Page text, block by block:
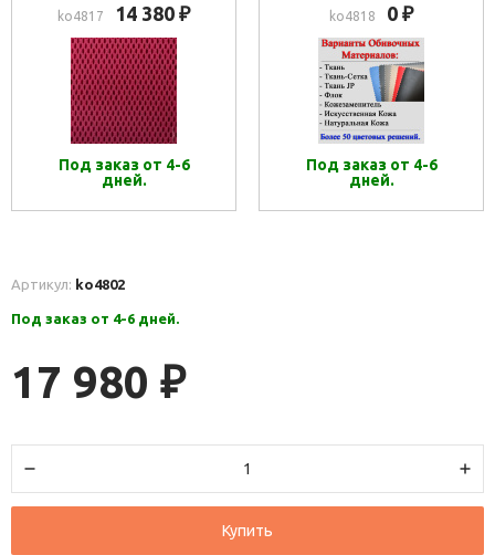
ko4817 14 380 ₽
Под заказ от 4-6
дней.
ko4818 0 ₽
Под заказ от 4-6
дней.
Артикул: ko4802
Под заказ от 4-6 дней.
17 980 ₽
Купить